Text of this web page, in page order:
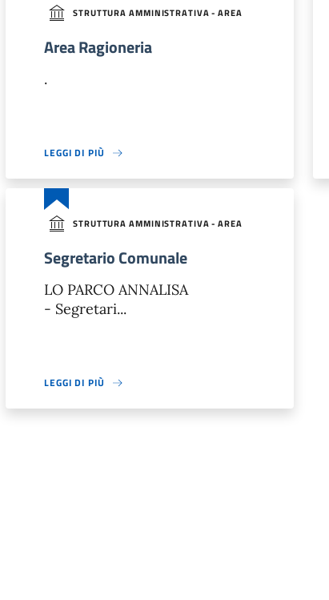
STRUTTURA AMMINISTRATIVA - AREA
Area Ragioneria
.
LEGGI DI PIÙ
STRUTTURA AMMINISTRATIVA - AREA
Segretario Comunale
LO PARCO ANNALISA
- Segretari...
LEGGI DI PIÙ